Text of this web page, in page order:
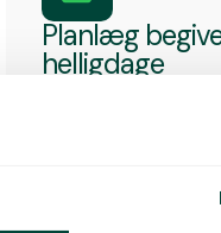
Planlæg
helligdage
automatisk, når